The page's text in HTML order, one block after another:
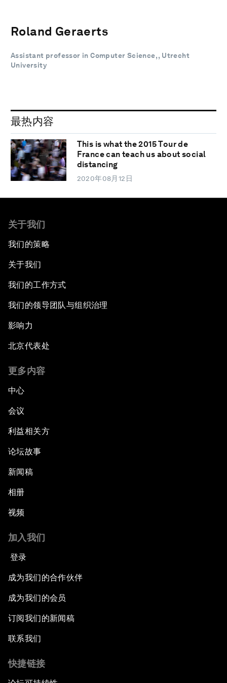
Roland Geraerts
Assistant professor in Computer Science, , Utrecht
University
最热内容
This is what the 2015 Tour de
France can teach us about social
distancing
2020年08月12日
关于我们
我们的策略
关于我们
我们的工作方式
我们的领导团队与组织治理
影响力
北京代表处
更多内容
中心
会议
利益相关方
论坛故事
新闻稿
相册
视频
加入我们
登录
成为我们的合作伙伴
成为我们的会员
订阅我们的新闻稿
联系我们
快捷链接